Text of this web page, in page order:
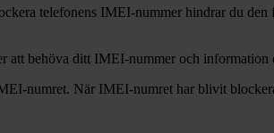
telefonens IMEI-nummer hindrar du den
att behöva ditt IMEI-nummer och information
numret. När IMEI-numret har blivit